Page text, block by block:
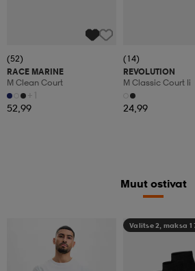
(52)
RACE MARINE
M Clean Court
+1
52,99
(14)
REVOLUTION
M Classic Court Ii
24,99
Muut ostivat
Valitse 2, maksa